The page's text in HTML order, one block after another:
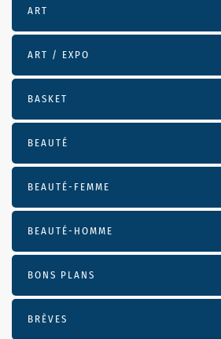
ART
ART / EXPO
BASKET
BEAUTÉ
BEAUTÉ-FEMME
BEAUTÉ-HOMME
BONS PLANS
BRÈVES